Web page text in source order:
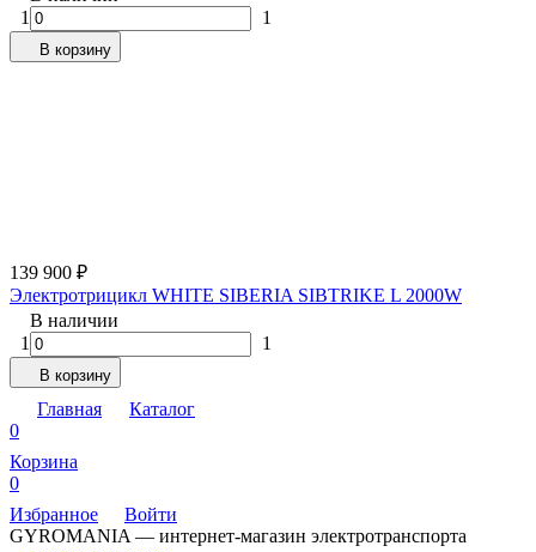
1
1
В корзину
139 900 ₽
Электротрицикл WHITE SIBERIA SIBTRIKE L 2000W
В наличии
1
1
В корзину
Главная
Каталог
0
Корзина
0
Избранное
Войти
GYROMANIA — интернет-магазин электротранспорта